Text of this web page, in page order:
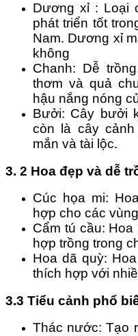
Dương xỉ : Loại
phát triển tốt
Nam. Dương xỉ
không
Chanh: Dễ
thơm và quả
hậu nắng nóng
Bưởi: Cây bưởi
còn là cây
mắn và tài lộc.
3. 2 Hoa đẹp và dễ
Cúc họa mi:
hợp cho các
Cẩm tú cầu:
hợp trồng trong
Hoa dã quỳ:
thích hợp với
3.3 Tiểu cảnh phổ
Thác nước: Tạo